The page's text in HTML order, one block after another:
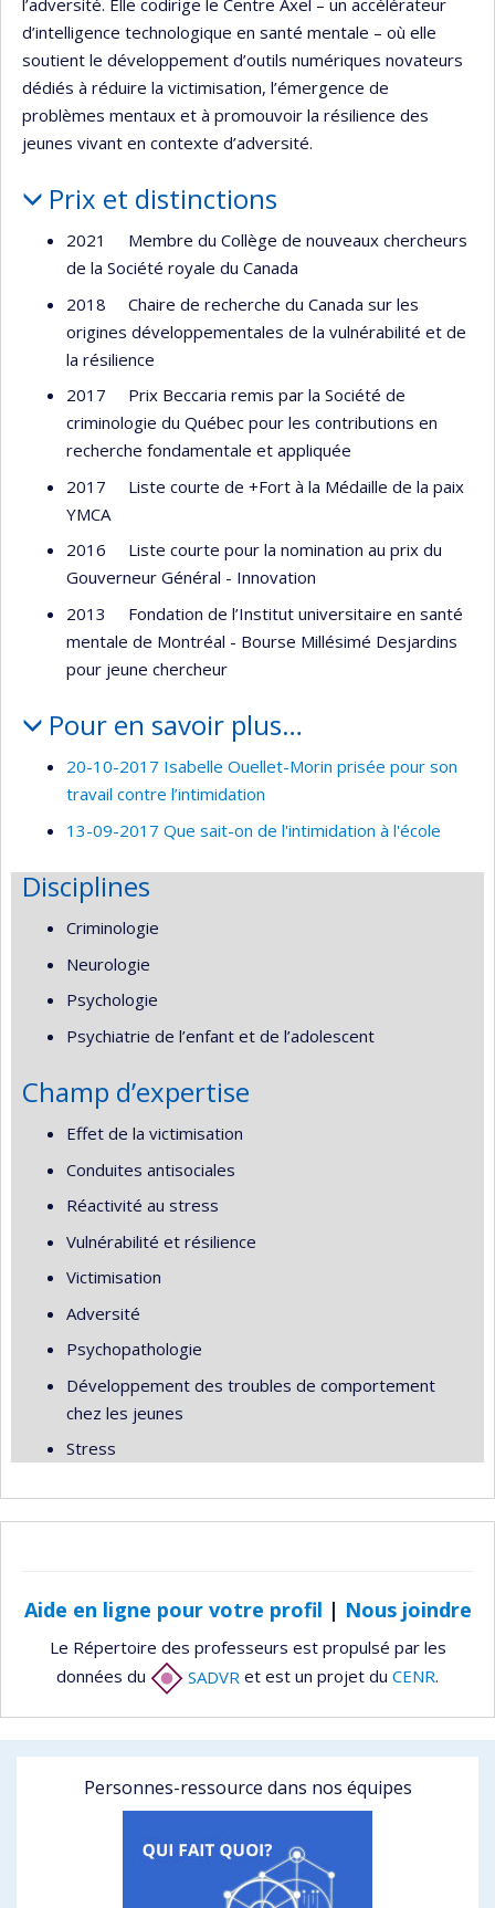
d’intelligence technologique en santé mentale – où elle
soutient le développement d’outils numériques novateurs
dédiés à réduire la victimisation, l’émergence de
problèmes mentaux et à promouvoir la résilience des
jeunes vivant en contexte d’adversité.
Prix et distinctions
2021 Membre du Collège de nouveaux chercheurs
de la Société royale du Canada
2018 Chaire de recherche du Canada sur les
origines développementales de la vulnérabilité et de
la résilience
2017 Prix Beccaria remis par la Société de
criminologie du Québec pour les contributions en
recherche fondamentale et appliquée
2017 Liste courte de +Fort à la Médaille de la paix
YMCA
2016 Liste courte pour la nomination au prix du
Gouverneur Général - Innovation
2013 Fondation de l’Institut universitaire en santé
mentale de Montréal - Bourse Millésimé Desjardins
pour jeune chercheur
Pour en savoir plus…
20-10-2017 Isabelle Ouellet-Morin prisée pour son
travail contre l’intimidation
13-09-2017 Que sait-on de l'intimidation à l'école
Disciplines
Criminologie
Neurologie
Psychologie
Psychiatrie de l’enfant et de l’adolescent
Champ d’expertise
Effet de la victimisation
Conduites antisociales
Réactivité au stress
Vulnérabilité et résilience
Victimisation
Adversité
Psychopathologie
Développement des troubles de comportement
chez les jeunes
Stress
Aide en ligne pour votre profil | Nous joindre
Le Répertoire des professeurs est propulsé par les
données du
SADVR et est un projet du CENR.
Personnes-ressource dans nos équipes